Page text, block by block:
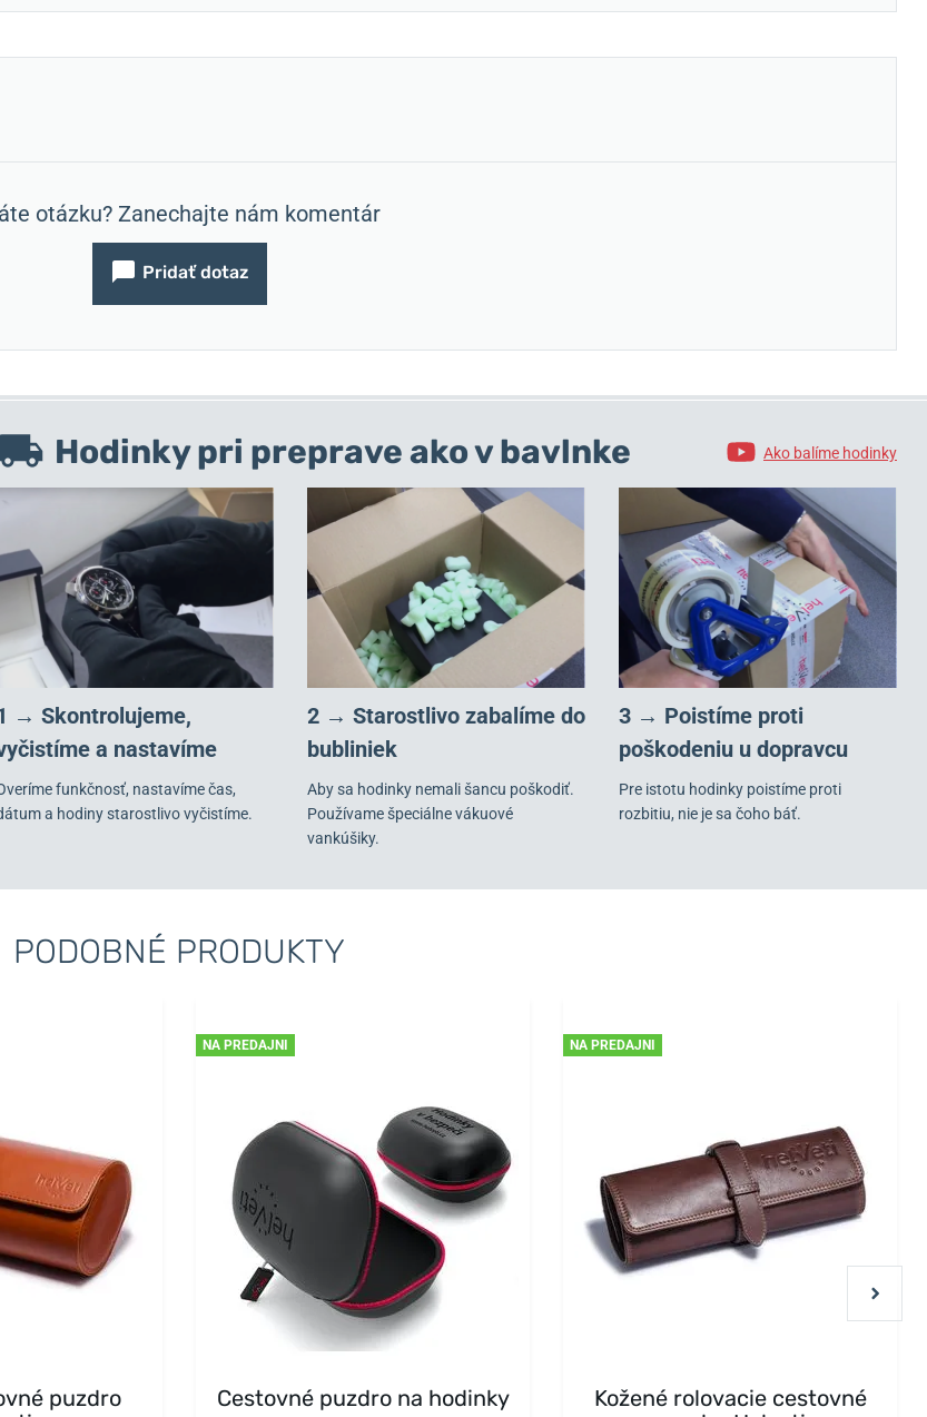
otázku? Zanechajte nám komentár
Pridať dotaz
Ako balíme hodinky
Hodinky pri preprave ako v bavlnke
→ Skontrolujeme,
a nastavíme
funkčnosť, nastavíme čas,
a hodiny starostlivo vyčistíme.
2 → Starostlivo zabalíme do
bubliniek
Aby sa hodinky nemali šancu poškodiť.
Používame špeciálne vákuové
vankúšiky.
3 → Poistíme proti
poškodeniu u dopravcu
Pre istotu hodinky poistíme proti
rozbitiu, nie je sa čoho báť.
PODOBNÉ PRODUKTY
puzdro
NA PREDAJNI
Cestovné puzdro na hodinky
NA PREDAJNI
Kožené rolovacie cestovné